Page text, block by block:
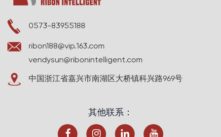
0573-83955188
ribon188@vip.163.com
vendysun@ribonintelligent.com
中国浙江省嘉兴市南湖区大桥镇科兴路969号
其他联系：